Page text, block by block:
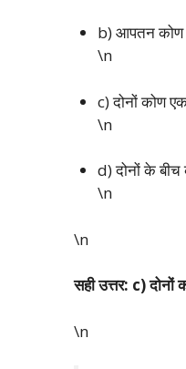
b) आपतन कोण
\n
c) दोनों कोण
\n
d) दोनों के बीच
\n
\n
सही उत्तर: c)
\n